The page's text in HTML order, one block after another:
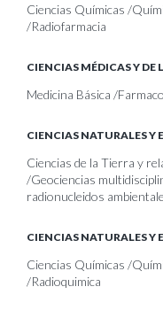
Ciencias Químicas /
/Radiofarmacia
CIENCIAS MÉDICAS Y DE
Medicina Básica /
CIENCIAS NATURALES Y
Ciencias de la Tierra y
/Geociencias
radionucleidos
CIENCIAS NATURALES Y
Ciencias Químicas /
/Radioquimica